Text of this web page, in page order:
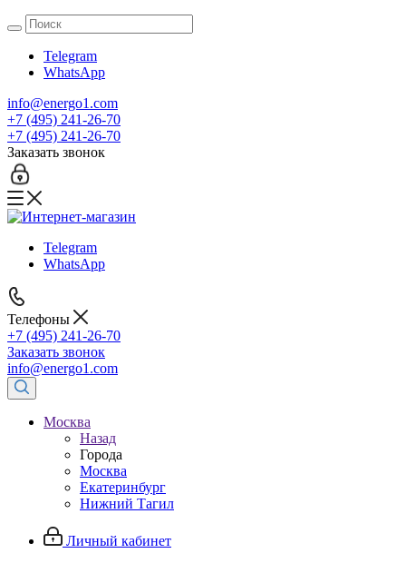
Telegram
WhatsApp
info@energo1.com
+7 (495) 241-26-70
+7 (495) 241-26-70
Заказать звонок
Telegram
WhatsApp
Телефоны
+7 (495) 241-26-70
Заказать звонок
info@energo1.com
Москва
Назад
Города
Москва
Екатеринбург
Нижний Тагил
Личный кабинет